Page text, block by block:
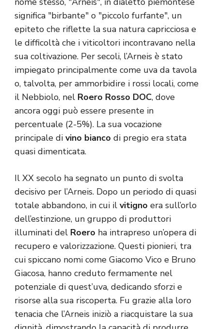
significa "birbante" o "piccolo furfante", un
epiteto che riflette la sua natura capricciosa e
le difficoltà che i viticoltori incontravano nella
sua coltivazione. Per secoli, l’Arneis è stato
impiegato principalmente come uva da tavola
o, talvolta, per ammorbidire i rossi locali, come
il Nebbiolo, nel Roero Rosso DOC, dove
ancora oggi può essere presente in
percentuale (2-5%). La sua vocazione
principale di vino bianco di pregio era stata
quasi dimenticata.
Il XX secolo ha segnato un punto di svolta
decisivo per l’Arneis. Dopo un periodo di quasi
totale abbandono, in cui il vitigno era sull’orlo
dell’estinzione, un gruppo di produttori
illuminati del Roero ha intrapreso un’opera di
recupero e valorizzazione. Questi pionieri, tra
cui spiccano nomi come Giacomo Vico e Bruno
Giacosa, hanno creduto fermamente nel
potenziale di quest’uva, dedicando sforzi e
risorse alla sua riscoperta. Fu grazie alla loro
tenacia che l’Arneis iniziò a riacquistare la sua